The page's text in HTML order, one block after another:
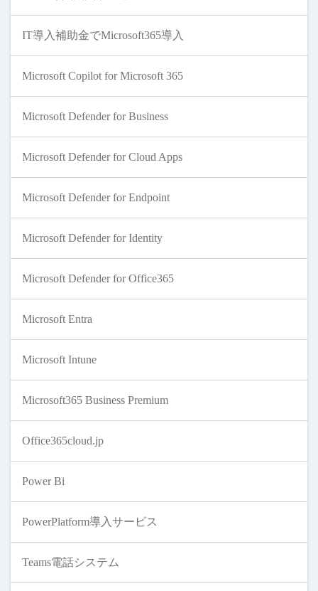
IT導入補助金でMicrosoft365導入
Microsoft Copilot for Microsoft 365
Microsoft Defender for Business
Microsoft Defender for Cloud Apps
Microsoft Defender for Endpoint
Microsoft Defender for Identity
Microsoft Defender for Office365
Microsoft Entra
Microsoft Intune
Microsoft365 Business Premium
Office365cloud.jp
Power Bi
PowerPlatform導入サービス
Teams電話システム